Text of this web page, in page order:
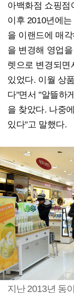
아백화점 쇼핑점
이후 2010년에
을 이랜드에 매
을 변경해 영업
렛으로 변경되면
있었다. 이월 상
다"면서 "알뜰하
을 찾았다. 나중
있다"고 말했다.
지난 2013년 동